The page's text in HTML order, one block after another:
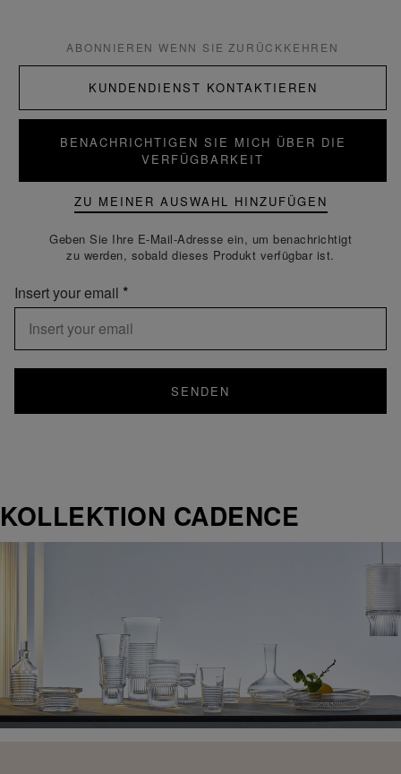
ABONNIEREN WENN SIE ZURÜCKKEHREN
KUNDENDIENST KONTAKTIEREN
BENACHRICHTIGEN SIE MICH ÜBER DIE
VERFÜGBARKEIT
ZU MEINER AUSWAHL HINZUFÜGEN
Geben Sie Ihre E-Mail-Adresse ein, um benachrichtigt
zu werden, sobald dieses Produkt verfügbar ist.
Insert your email
SENDEN
KOLLEKTION CADENCE